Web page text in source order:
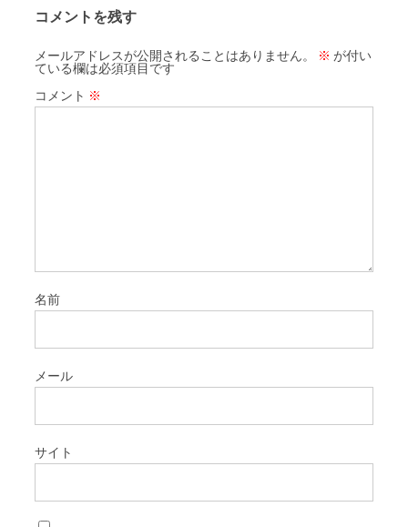
コメントを残す
メールアドレスが公開されることはありません。 ※ が付い
ている欄は必須項目です
コメント ※
名前
メール
サイト